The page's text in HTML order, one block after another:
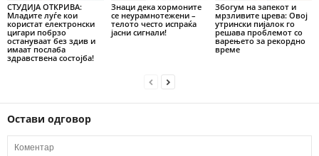
СТУДИЈА ОТКРИВА:
Младите луѓе кои
користат електронски
цигари побрзо
остануваат без здив и
имаат послаба
здравствена состојба!
Знаци дека хормоните
се неурамнотежени –
телото често испраќа
јасни сигнали!
Збогум на запекот и
мрзливите црева: Овој
утрински пијалок го
решава проблемот со
варењето за рекордно
време
Остави одговор